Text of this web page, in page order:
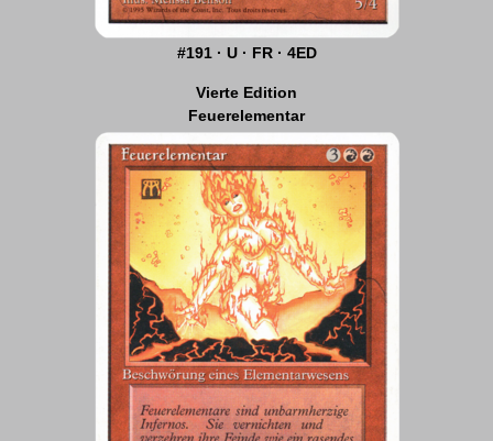
#191 · U · FR · 4ED
Vierte Edition
Feuerelementar